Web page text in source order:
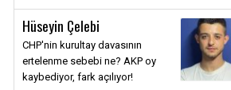
Hüseyin Çelebi
CHP'nin kurultay davasının
ertelenme sebebi ne? AKP oy
kaybediyor, fark açılıyor!